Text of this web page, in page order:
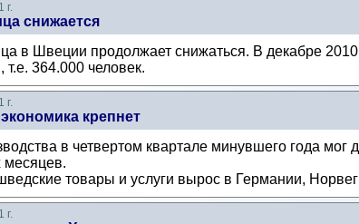
г.
снижается
в Швеции продолжает снижаться. В декабре
т.е. 364.000 человек.
г.
крепнет
в четвертом квартале минувшего года
месяцев.
товары и услуги вырос в Германии,
г.